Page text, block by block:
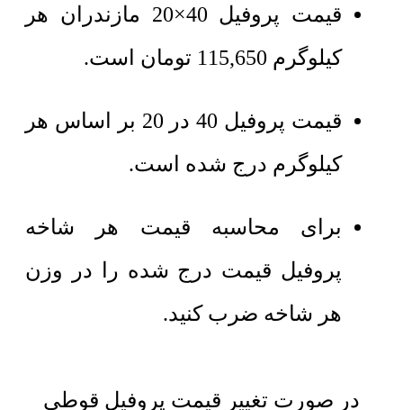
قیمت پروفیل 40×20 مازندران هر
کیلوگرم 115,650 تومان است.
قیمت پروفیل 40 در 20 بر اساس هر
کیلوگرم درج شده است.
برای محاسبه قیمت هر شاخه
پروفیل قیمت درج شده را در وزن
هر شاخه ضرب کنید.
در صورت تغییر قیمت پروفیل قوطی